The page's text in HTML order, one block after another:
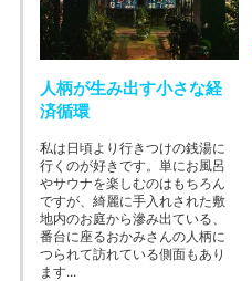
人柄が生み出す小さな経
済循環
私は日頃より行きつけの銭湯に
行くのが好きです。単にお風呂
やサウナを楽しむのはもちろん
ですが、綺麗に手入れされた敷
地内のお庭から滲み出ている、
番台に座るおかみさんの人柄に
つられて訪れている側面もあり
ます...